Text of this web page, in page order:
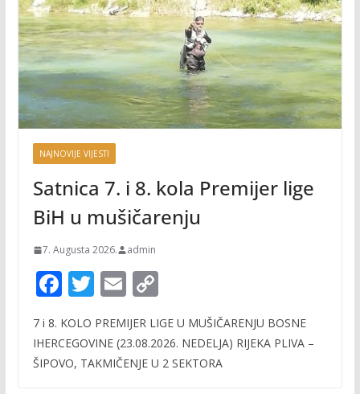
NAJNOVIJE VIJESTI
Satnica 7. i 8. kola Premijer lige
BiH u mušičarenju
7. Augusta 2026. admin
F
e
b
T
itt
er
E
ai
l
C
p
y
7 i 8. KOLO PREMIJER LIGE U MUŠIČARENJU BOSNE
IHERCEGOVINE (23.08.2026. NEDELJA) RIJEKA PLIVA –
ŠIPOVO, TAKMIČENJE U 2 SEKTORA